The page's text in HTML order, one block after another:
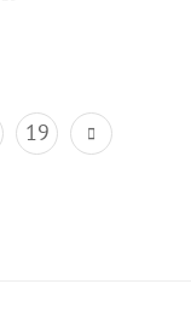
19